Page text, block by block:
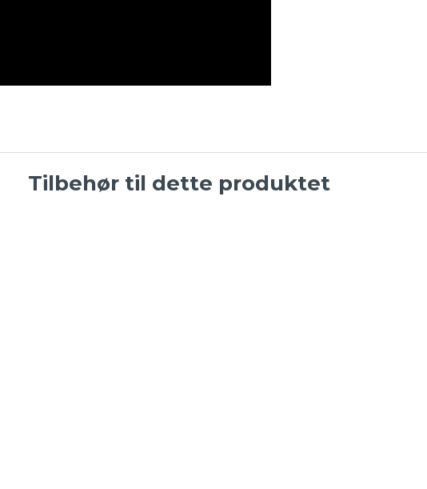
Tilbehør til dette produktet